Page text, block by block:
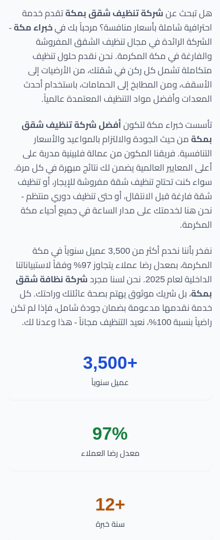
هل تبحث عنشركة تنظيف شقق بمكةتقدم خدمة
احترافية شاملة بأسعار منافسة؟ مرحباً بك فيخبراء مكة-
الشركة الرائدة في مجال تنظيف الشقق المفروشة
والفارغة في مكة المكرمة. نحن نقدم حلول تنظيف
متكاملة تشمل كل ركن في شقتك، من الأرضيات إلى
الأسقف، ومن المطابخ إلى الحمامات، باستخدام أحدث
المعدات وأفضل مواد التنظيف المعتمدة عالمياً.
تأسست خبراء مكة لتكونأفضل شركة تنظيف شقق
بمكةمن حيث الجودة والالتزام بالمواعيد والأسعار
التنافسية. فريقنا المكون من عمالة فلبينية مدربة على
أعلى المعايير العالمية يضمن لك نتائج مبهرة في كل مرة.
سواء كنت تحتاج تنظيف شقة مفروشة للإيجار، أو تنظيف
شقة فارغة قبل الانتقال، أو حتى تنظيف دوري منتظم -
نحن هنا لخدمتك على مدار الساعة في جميع أحياء مكة
المكرمة.
نفخر بأننا نخدم أكثر من 3,500 عميل سنوياً في مكة
المكرمة، بمعدل رضا عملاء يتجاوز 97% وفقاً لاستبياناتنا
الداخلية لعام 2025. نحن لسنا مجرد
شركة نظافة شقق
بمكة، بل شريك موثوق يهتم بصحة عائلتك وراحتك. كل
خدمة نقدمها مدعومة بضمان جودة شامل، فإذا لم تكن
راضياً بنسبة 100%، نعيد التنظيف مجاناً - هذا وعدنا لك.
+3,500
عميل سنوياً
97%
معدل رضا العملاء
+12
سنة خبرة